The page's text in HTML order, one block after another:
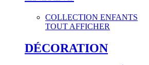
COLLECTION ENFANTS
TOUT AFFICHER
DÉCORATION